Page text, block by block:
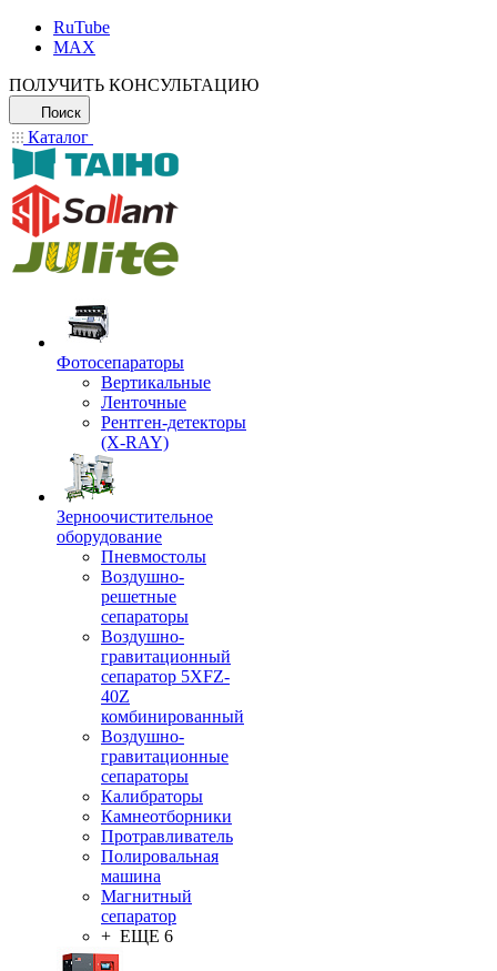
RuTube
MAX
ПОЛУЧИТЬ КОНСУЛЬТАЦИЮ
Поиск
Каталог
Фотосепараторы
Вертикальные
Ленточные
Рентген-детекторы
(X-RAY)
Зерноочистительное
оборудование
Пневмостолы
Воздушно-
решетные
сепараторы
Воздушно-
гравитационный
сепаратор 5XFZ-
40Z
комбинированный
Воздушно-
гравитационные
сепараторы
Калибраторы
Камнеотборники
Протравливатель
Полировальная
машина
Магнитный
сепаратор
+ ЕЩЕ 6